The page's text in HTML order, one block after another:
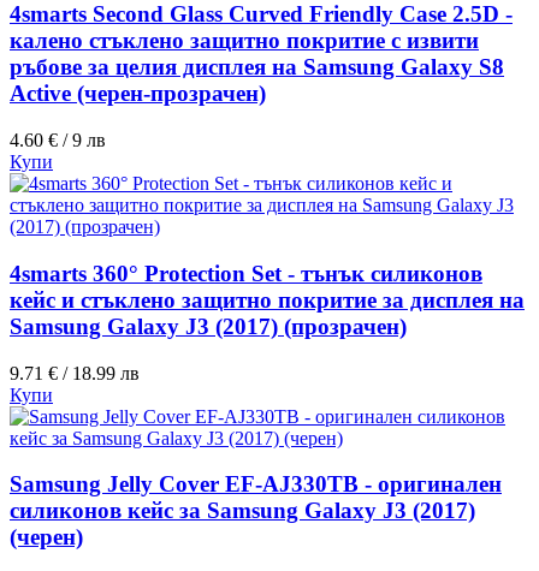
4smarts Second Glass Curved Friendly Case 2.5D -
калено стъклено защитно покритие с извити
ръбове за целия дисплея на Samsung Galaxy S8
Active (черен-прозрачен)
4.60 € / 9 лв
Купи
4smarts 360° Protection Set - тънък силиконов
кейс и стъклено защитно покритие за дисплея на
Samsung Galaxy J3 (2017) (прозрачен)
9.71 € / 18.99 лв
Купи
Samsung Jelly Cover EF-AJ330TB - оригинален
силиконов кейс за Samsung Galaxy J3 (2017)
(черен)